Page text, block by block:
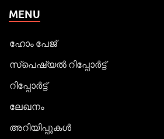
MENU
ഹോം പേജ്
സ്പെഷ്യൽ റിപ്പോര്‍ട്ട്
റിപ്പോര്‍ട്ട്
ലേഖനം
അറിയിപ്പുകള്‍